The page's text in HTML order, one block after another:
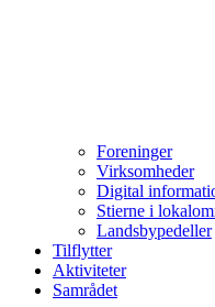
Foreninger
Virksomheder
Digital
Stierne i
Landsbypedeller
Tilflytter
Aktiviteter
Samrådet